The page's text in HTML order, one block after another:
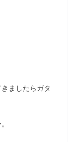
ましたらガタ